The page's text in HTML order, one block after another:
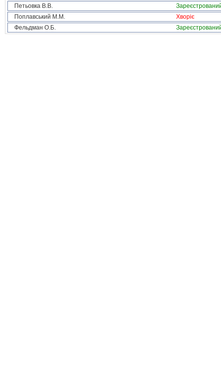
Петьовка В.В.
Поплавський М.М.
Хворіє
Фельдман О.Б.